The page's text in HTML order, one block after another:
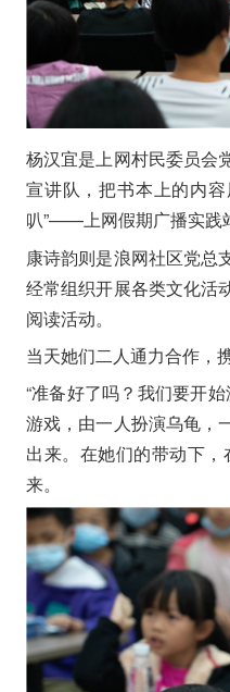
杨汉宜是上网村民委员会
宣讲队，把书本上的内
叭”——上网假期广播实践
康诗韵则是浪网社区党总
经常组织开展各类文化活
阅读活动。
当天她们二人通力合作，
“准备好了吗？我们要开
游戏，由一人扮演乌龟，
出来。在她们的带动下
来。